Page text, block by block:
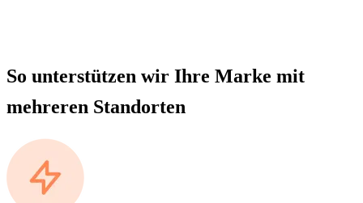
So unterstützen wir Ihre Marke mit
mehreren Standorten